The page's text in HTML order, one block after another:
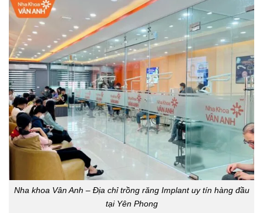
Nha khoa Vân Anh – Địa chỉ trồng răng Implant uy tín hàng đầu
tại Yên Phong